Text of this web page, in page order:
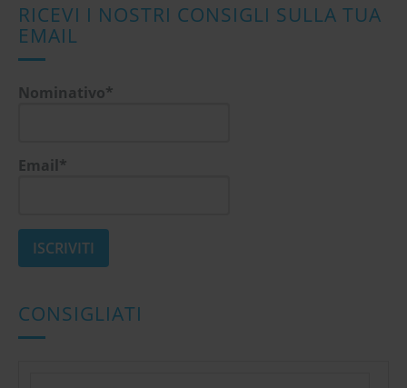
RICEVI I NOSTRI CONSIGLI SULLA TUA
EMAIL
Nominativo*
Email*
CONSIGLIATI